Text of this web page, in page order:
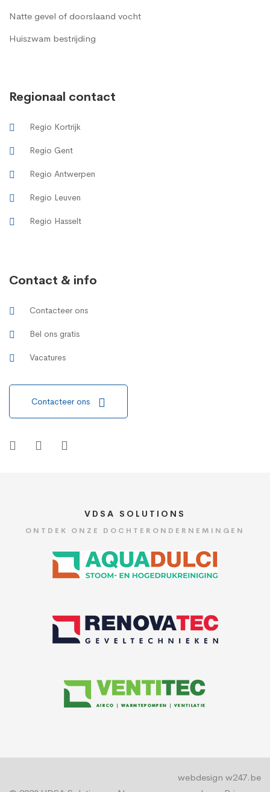
Natte gevel of doorslaand vocht
Huiszwam bestrijding
Regionaal contact
Regio Kortrijk
Regio Gent
Regio Antwerpen
Regio Leuven
Regio Hasselt
Contact & info
Contacteer ons
Bel ons gratis
Vacatures
Contacteer ons
VDSA SOLUTIONS
ONTDEK ONZE DOCHTERONDERNEMINGEN
webdesign w247.be